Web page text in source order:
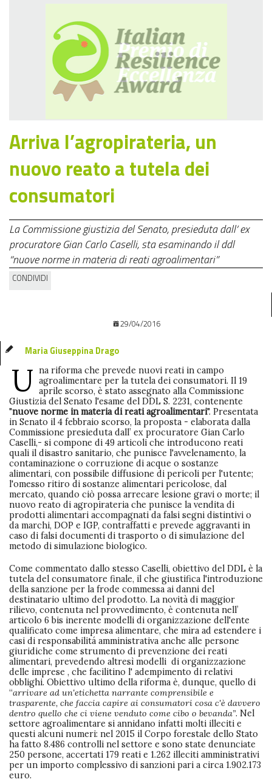
Arriva l’agropirateria, un
nuovo reato a tutela dei
consumatori
La Commissione giustizia del Senato, presieduta dall’ ex
procuratore Gian Carlo Caselli, sta esaminando il ddl
“nuove norme in materia di reati agroalimentari”
CONDIVIDI
29/04/2016
Maria Giuseppina Drago
U na riforma che prevede nuovi reati in campo
agroalimentare per la tutela dei consumatori. Il 19
aprile scorso, è stato assegnato alla Commissione
Giustizia del Senato l'esame del DDL S. 2231, contenente
"nuove norme in materia di reati agroalimentari". Presentata
in Senato il 4 febbraio scorso, la proposta - elaborata dalla
Commissione presieduta dall’ ex procuratore Gian Carlo
Caselli,- si compone di 49 articoli che introducono reati
quali il disastro sanitario, che punisce l'avvelenamento, la
contaminazione o corruzione di acque o sostanze
alimentari, con possibile diffusione di pericoli per l'utente;
l'omesso ritiro di sostanze alimentari pericolose, dal
mercato, quando ciò possa arrecare lesione gravi o morte; il
nuovo reato di agropirateria che punisce la vendita di
prodotti alimentari accompagnati da falsi segni distintivi o
da marchi, DOP e IGP, contraffatti e prevede aggravanti in
caso di falsi documenti di trasporto o di simulazione del
metodo di simulazione biologico.
Come commentato dallo stesso Caselli, obiettivo del DDL è la
tutela del consumatore finale, il che giustifica l'introduzione
della sanzione per la frode commessa ai danni del
destinatario ultimo del prodotto. La novità di maggior
rilievo, contenuta nel provvedimento, è contenuta nell’
articolo 6 bis inerente modelli di organizzazione dell'ente
qualificato come impresa alimentare, che mira ad estendere i
casi di responsabilitá amministrativa anche alle persone
giuridiche come strumento di prevenzione dei reati
alimentari, prevedendo altresì modelli di organizzazione
delle imprese , che facilitino l' adempimento di relativi
obblighi. Obiettivo ultimo della riforma è, dunque, quello di
“arrivare ad un'etichetta narrante comprensibile e
trasparente, che faccia capire ai consumatori cosa c'è davvero
dentro quello che ci viene venduto come cibo o bevanda”. Nel
settore agroalimentare si annidano infatti molti illeciti e
questi alcuni numeri: nel 2015 il Corpo forestale dello Stato
ha fatto 8.486 controlli nel settore e sono state denunciate
250 persone, accertati 179 reati e 1.262 illeciti amministrativi
per un importo complessivo di sanzioni pari a circa 1.902.173
euro.